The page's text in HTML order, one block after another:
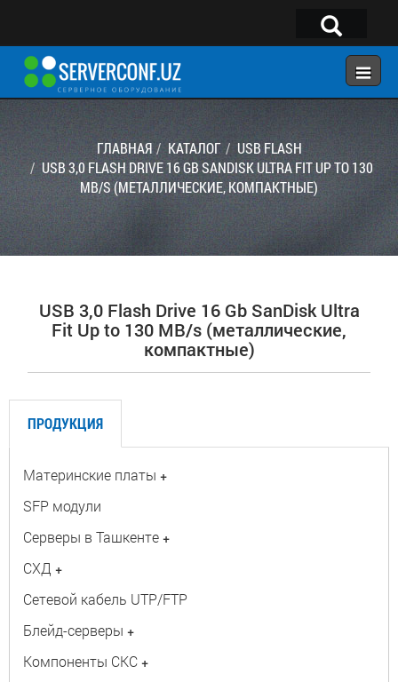
×
ГЛАВНАЯ
КОНФИГУРАТОР
КАТАЛОГ
УСЛУГИ
КОНТАКТЫ
Telegram:@serverconf_uz
Тел: (90) 932-18-00
ГЛАВНАЯ КАТАЛОГ
USB FLASH
USB 3,0 FLASH DRIVE 16 GB SANDISK ULTRA FIT UP TO 130
MB/S (МЕТАЛЛИЧЕСКИЕ, КОМПАКТНЫЕ)
USB 3,0 Flash Drive 16 Gb SanDisk Ultra
Fit Up to 130 MB/s (металлические,
компактные)
ПРОДУКЦИЯ
Материнские платы +
SFP модули
Серверы в Ташкенте +
СХД +
Сетевой кабель UTP/FTP
Блейд-серверы +
Компоненты СКС +